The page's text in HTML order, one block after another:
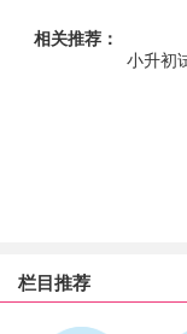
相关推荐：
小升初
栏目推荐